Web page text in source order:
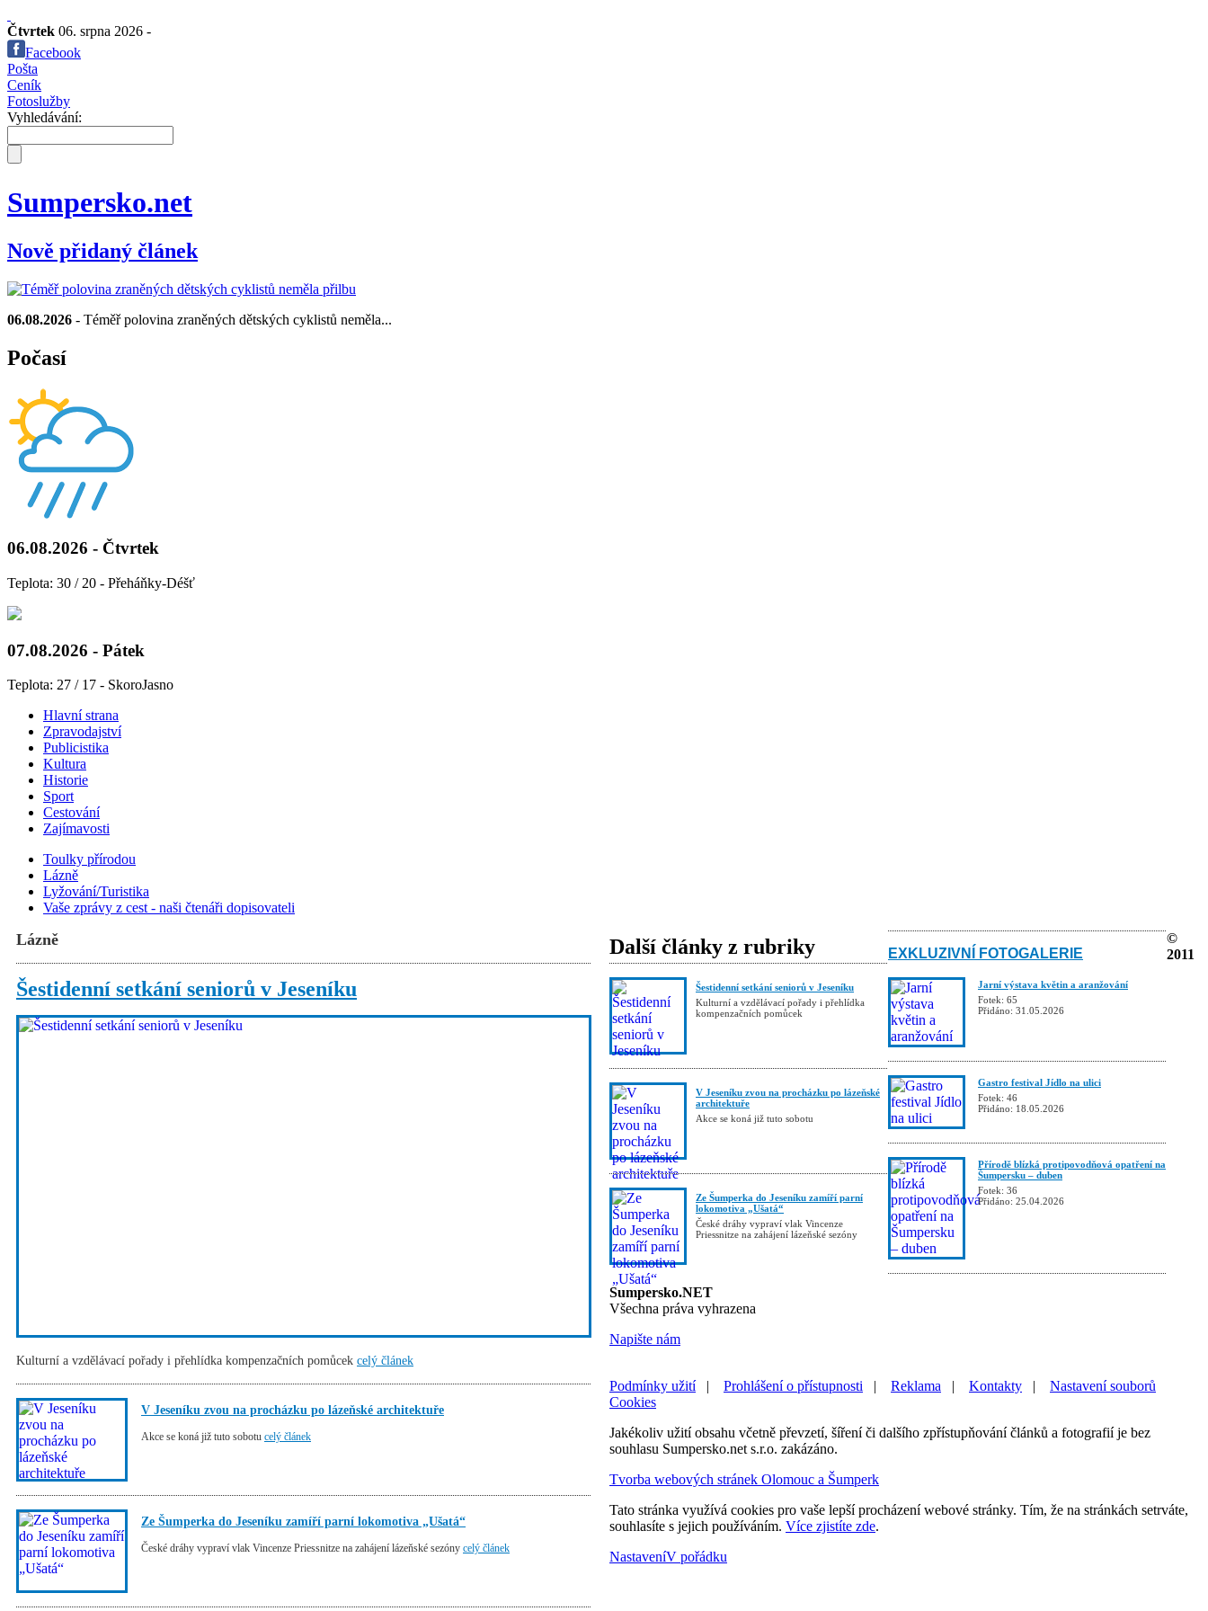
Čtvrtek 06. srpna 2026 -
Facebook
Pošta
Ceník
Fotoslužby
Vyhledávání:
Sumpersko.net
Nově přidaný článek
06.08.2026 - Téměř polovina zraněných dětských cyklistů neměla...
Počasí
06.08.2026 - Čtvrtek
Teplota: 30 / 20 - Přeháňky-Déšť
07.08.2026 - Pátek
Teplota: 27 / 17 - SkoroJasno
Hlavní strana
Zpravodajství
Publicistika
Kultura
Historie
Sport
Cestování
Zajímavosti
Toulky přírodou
Lázně
Lyžování/Turistika
Vaše zprávy z cest - naši čtenáři dopisovateli
Lázně
Šestidenní setkání seniorů v Jeseníku
Kulturní a vzdělávací pořady i přehlídka kompenzačních pomůcek celý článek
V Jeseníku zvou na procházku po lázeňské architektuře
Akce se koná již tuto sobotu celý článek
Ze Šumperka do Jeseníku zamíří parní lokomotiva „Ušatá“
České dráhy vypraví vlak Vincenze Priessnitze na zahájení lázeňské sezóny celý článek
Další články z rubriky
Šestidenní setkání seniorů v Jeseníku
Kulturní a vzdělávací pořady i přehlídka
kompenzačních pomůcek
V Jeseníku zvou na procházku po lázeňské
architektuře
Akce se koná již tuto sobotu
Ze Šumperka do Jeseníku zamíří parní
lokomotiva „Ušatá“
České dráhy vypraví vlak Vincenze
Priessnitze na zahájení lázeňské sezóny
EXKLUZIVNÍ FOTOGALERIE
Jarní výstava květin a aranžování
Fotek: 65
Přidáno: 31.05.2026
Gastro festival Jídlo na ulici
Fotek: 46
Přidáno: 18.05.2026
Přírodě blízká protipovodňová opatření na
Šumpersku – duben
Fotek: 36
Přidáno: 25.04.2026
©
2011
Sumpersko.NET
Všechna práva vyhrazena
Napište nám
Podmínky užití Prohlášení o přístupnosti Reklama Kontakty
Nastavení souborů
Cookies
Jakékoliv užití obsahu včetně převzetí, šíření či dalšího zpřístupňování článků a fotografií je bez
souhlasu Sumpersko.net s.r.o. zakázáno.
Tvorba webových stránek Olomouc a Šumperk
Tato stránka využívá cookies pro vaše lepší procházení webové stránky. Tím, že na stránkách setrváte,
souhlasíte s jejich používáním. Více zjistíte zde.
NastaveníV pořádku